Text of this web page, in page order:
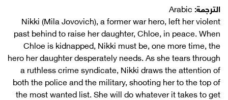
الترجمة:
Nikki (Mila Jovovich), a former war hero, left her violent
past behind to raise her daughter, Chloe, in peace. When
Chloe is kidnapped, Nikki must be, one more time, the
hero her daughter desperately needs. As she tears through
a ruthless crime syndicate, Nikki draws the attention of
both the police and the military, shooting her to the top of
the most wanted list. She will do whatever it takes to get